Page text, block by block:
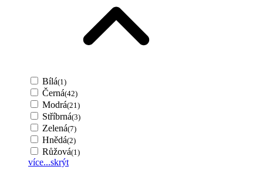
Bílá(1)
Černá(42)
Modrá(21)
Stříbrná(3)
Zelená(7)
Hnědá(2)
Růžová(1)
více...skrýt